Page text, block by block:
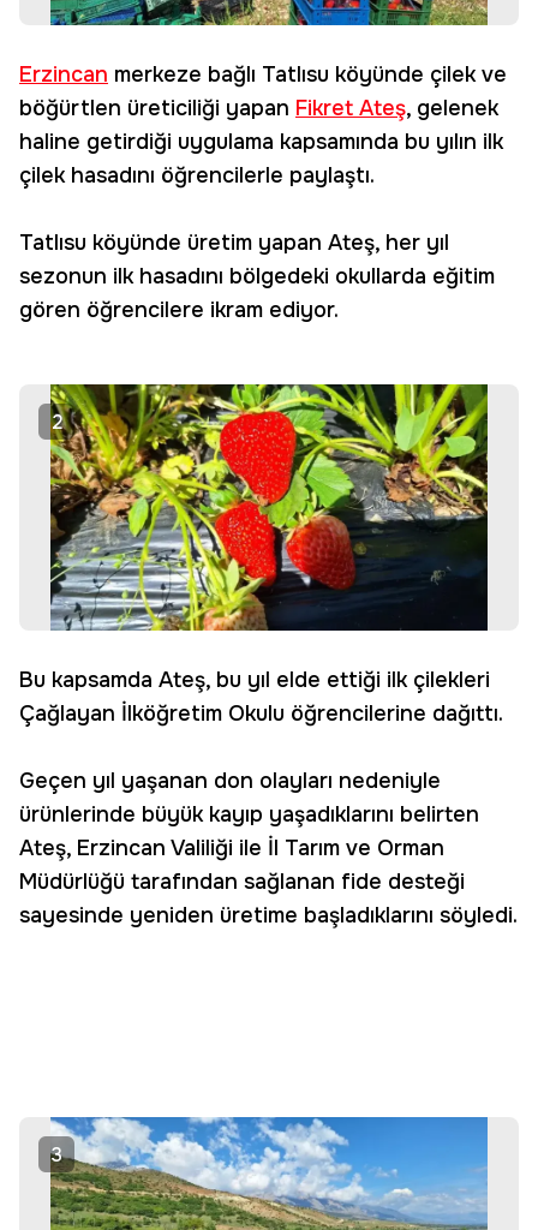
Erzincan merkeze bağlı Tatlısu köyünde çilek ve
böğürtlen üreticiliği yapan Fikret Ateş, gelenek
haline getirdiği uygulama kapsamında bu yılın ilk
çilek hasadını öğrencilerle paylaştı.
Tatlısu köyünde üretim yapan Ateş, her yıl
sezonun ilk hasadını bölgedeki okullarda eğitim
gören öğrencilere ikram ediyor.
2
Bu kapsamda Ateş, bu yıl elde ettiği ilk çilekleri
Çağlayan İlköğretim Okulu öğrencilerine dağıttı.
Geçen yıl yaşanan don olayları nedeniyle
ürünlerinde büyük kayıp yaşadıklarını belirten
Ateş, Erzincan Valiliği ile İl Tarım ve Orman
Müdürlüğü tarafından sağlanan fide desteği
sayesinde yeniden üretime başladıklarını söyledi.
3